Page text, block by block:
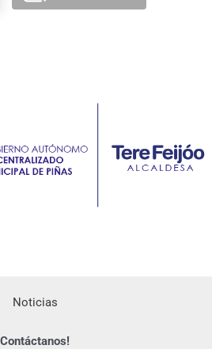
Noticias
Contáctanos!